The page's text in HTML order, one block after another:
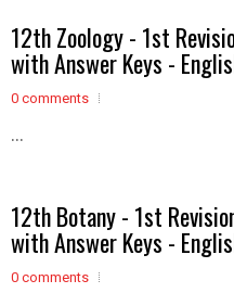
12th Zoology - 1st
with Answer Keys -
0 comments
...
12th Botany - 1st
with Answer Keys -
0 comments